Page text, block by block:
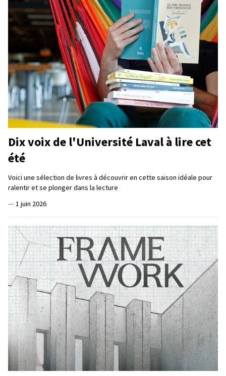
Dix voix de l'Université Laval à lire cet
été
Voici une sélection de livres à découvrir en cette saison idéale pour
ralentir et se plonger dans la lecture
— 1 juin 2026